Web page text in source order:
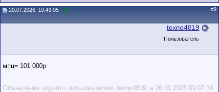
20.07.2026, 10:43:05 #2
texno4819
Пользователь
мпц= 101 000р
-----------------------------------------------------------------------
Объявление поднято пользователем: texno4819, в 26.01.2025 09:07:34